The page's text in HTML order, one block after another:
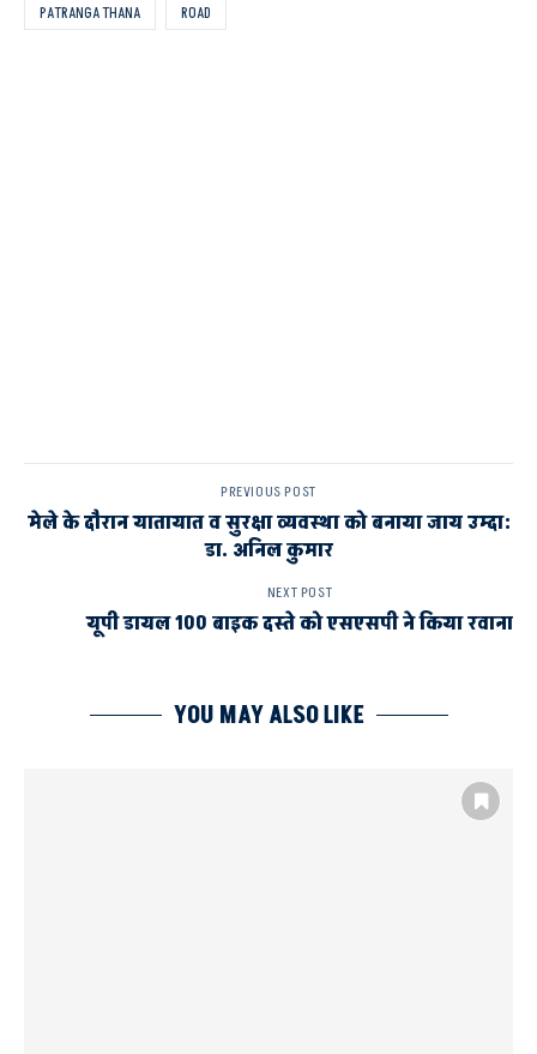
PATRANGA THANA ROAD
PREVIOUS POST
मेले के दौरान यातायात व सुरक्षा व्यवस्था को बनाया जाय उम्दा:
डा. अनिल कुमार
NEXT POST
यूपी डायल 100 बाइक दस्ते को एसएसपी ने किया रवाना
YOU MAY ALSO LIKE